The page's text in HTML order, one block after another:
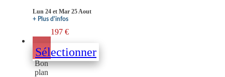
Lun 24 et Mar 25 Aout
+ Plus d'infos
197 €
Sélectionner
Bon
plan